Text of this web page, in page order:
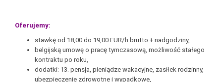
Oferujemy:
stawkę od 18,00 do 19,00 EUR/h brutto + nadgodziny,
belgijską umowę o pracę tymczasową, możliwość stałego
kontraktu po roku,
dodatki: 13. pensja, pieniądze wakacyjne, zasiłek rodzinny,
ubezpieczenie zdrowotne i wypadkowe,